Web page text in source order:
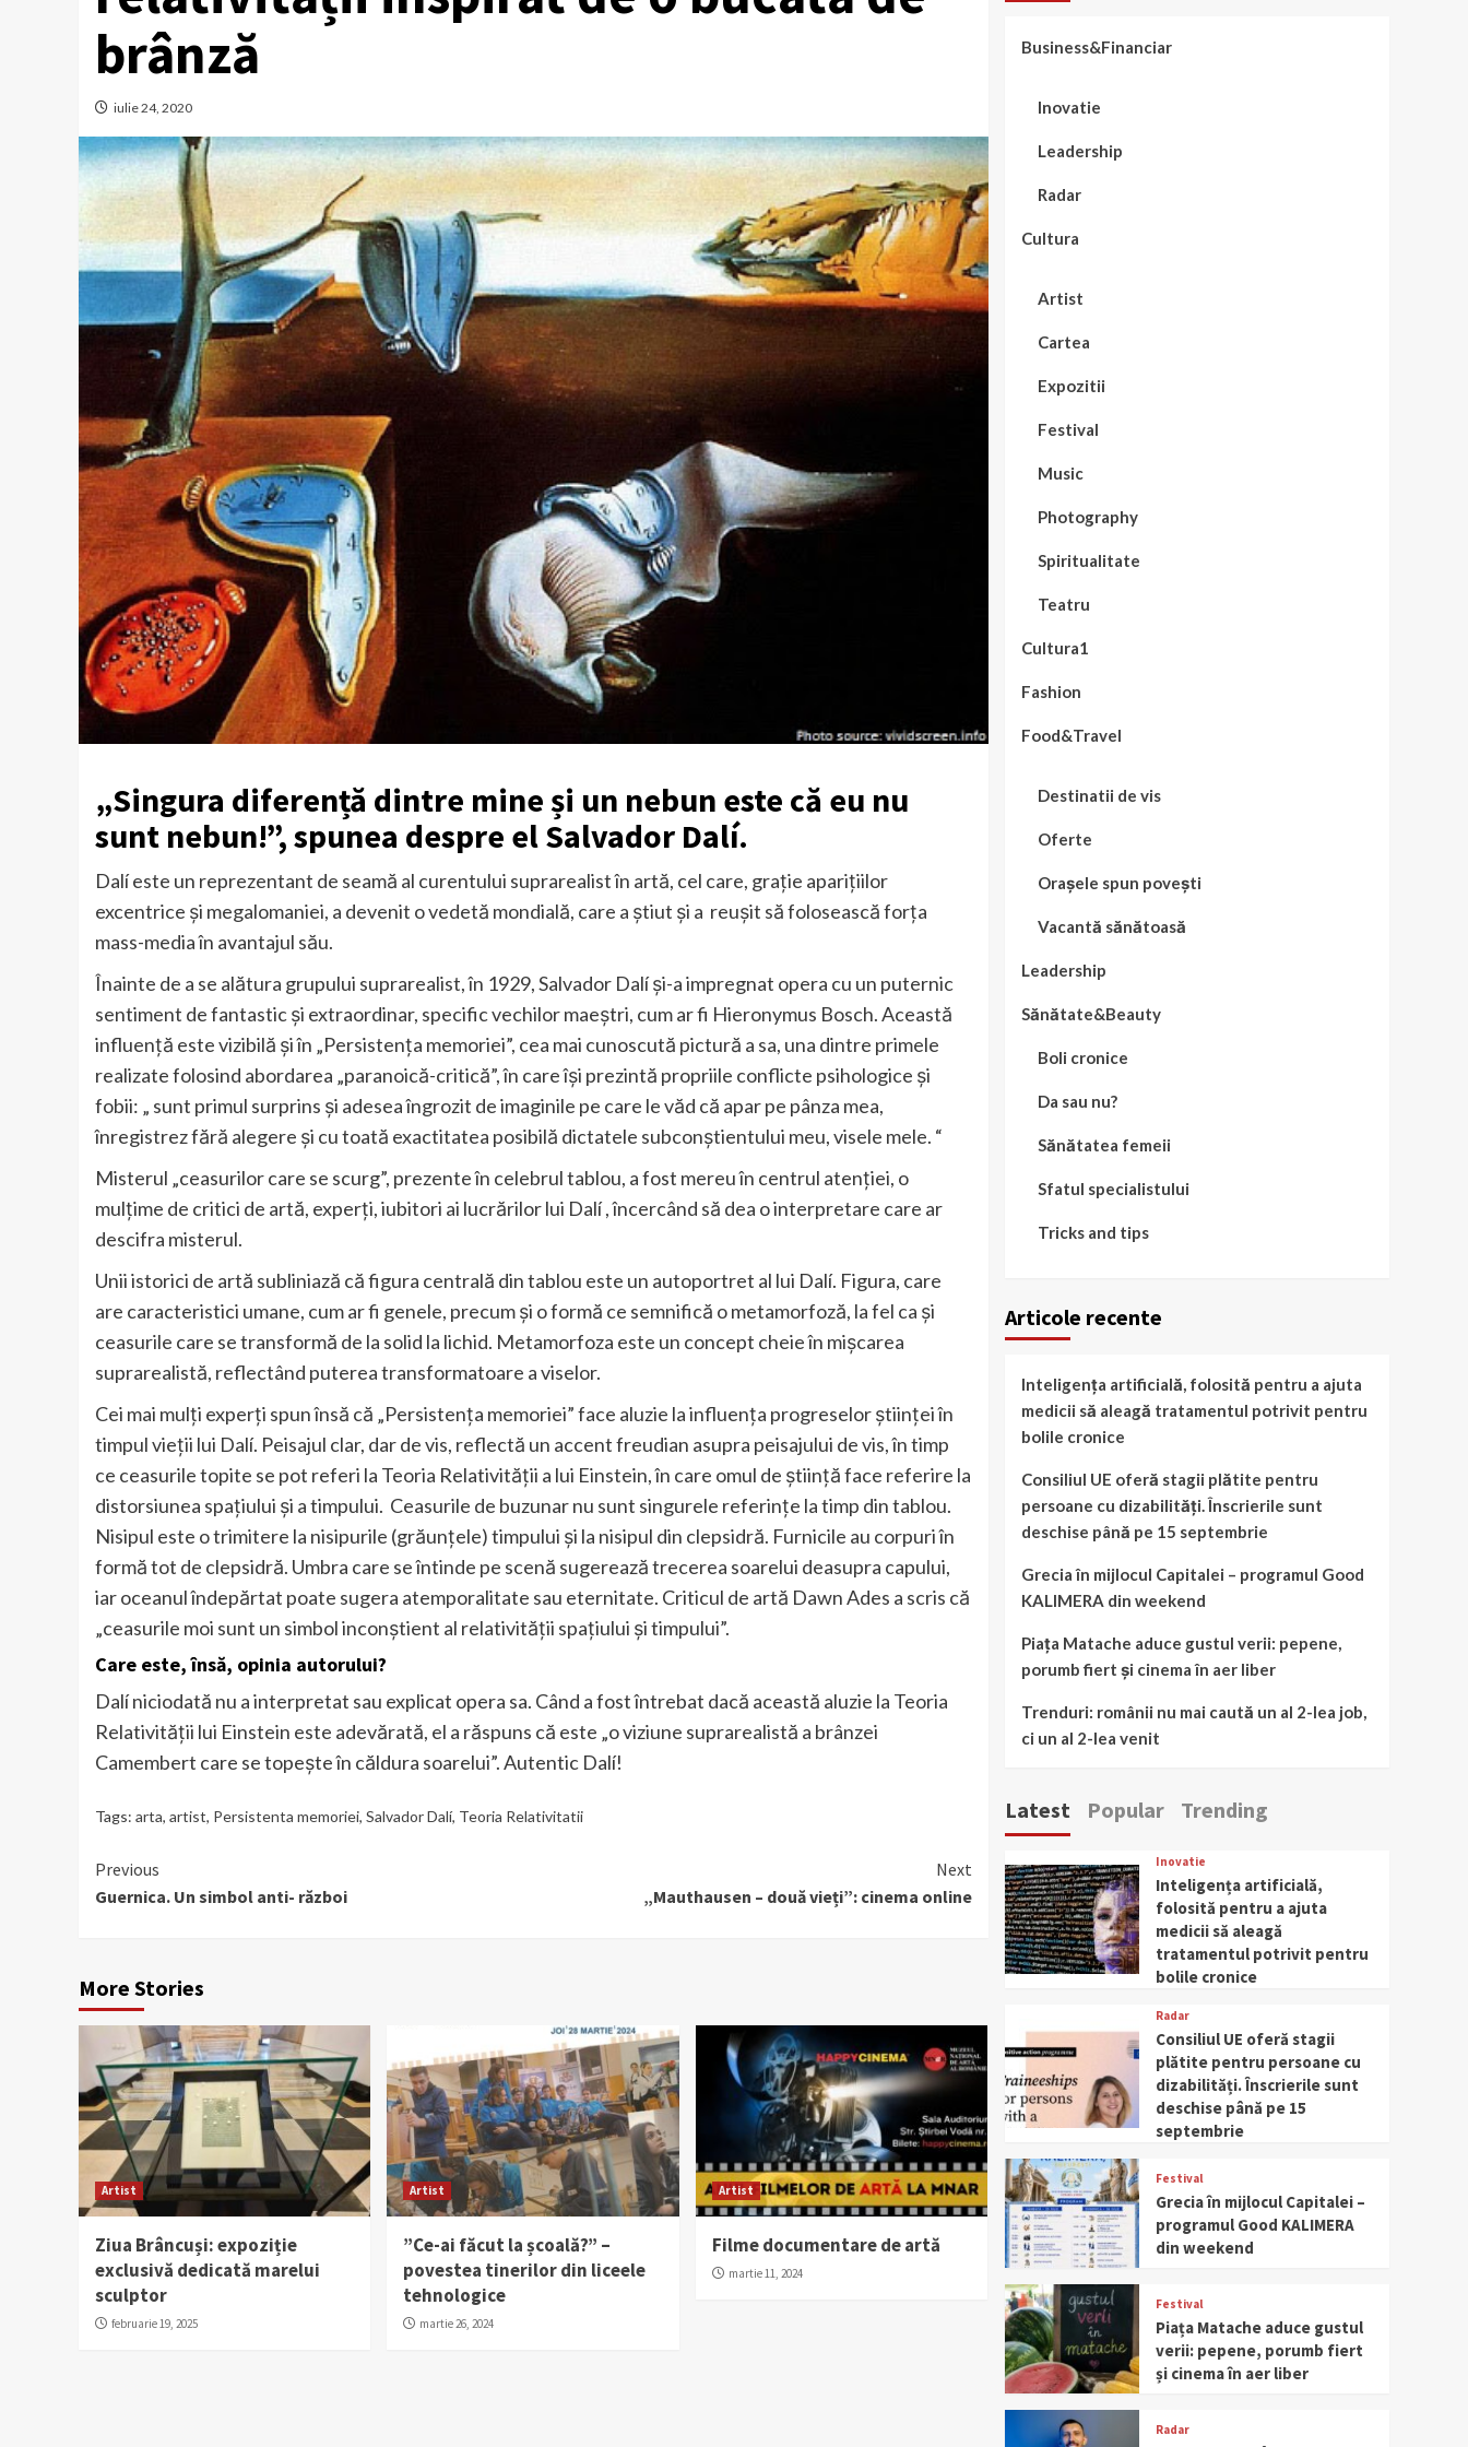
brânză
iulie 24, 2020
„Singura diferență dintre mine și un nebun este că eu nu
sunt nebun!”, spunea despre el Salvador Dalí.
Dalí este un reprezentant de seamă al curentului suprarealist în artă, cel care, grație aparițiilor
excentrice și megalomaniei, a devenit o vedetă mondială, care a știut și a reușit să folosească forța
mass-media în avantajul său.
Înainte de a se alătura grupului suprarealist, în 1929, Salvador Dalí și-a impregnat opera cu un puternic
sentiment de fantastic și extraordinar, specific vechilor maeștri, cum ar fi Hieronymus Bosch. Această
influență este vizibilă și în „Persistența memoriei”, cea mai cunoscută pictură a sa, una dintre primele
realizate folosind abordarea „paranoică-critică”, în care își prezintă propriile conflicte psihologice și
fobii: „ sunt primul surprins și adesea îngrozit de imaginile pe care le văd că apar pe pânza mea,
înregistrez fără alegere și cu toată exactitatea posibilă dictatele subconștientului meu, visele mele. “
Misterul „ceasurilor care se scurg”, prezente în celebrul tablou, a fost mereu în centrul atenției, o
mulțime de critici de artă, experți, iubitori ai lucrărilor lui Dalí , încercând să dea o interpretare care ar
descifra misterul.
Unii istorici de artă subliniază că figura centrală din tablou este un autoportret al lui Dalí. Figura, care
are caracteristici umane, cum ar fi genele, precum și o formă ce semnifică o metamorfoză, la fel ca și
ceasurile care se transformă de la solid la lichid. Metamorfoza este un concept cheie în mișcarea
suprarealistă, reflectând puterea transformatoare a viselor.
Cei mai mulți experți spun însă că „Persistența memoriei” face aluzie la influența progreselor științei în
timpul vieții lui Dalí. Peisajul clar, dar de vis, reflectă un accent freudian asupra peisajului de vis, în timp
ce ceasurile topite se pot referi la Teoria Relativității a lui Einstein, în care omul de știință face referire la
distorsiunea spațiului și a timpului. Ceasurile de buzunar nu sunt singurele referințe la timp din tablou.
Nisipul este o trimitere la nisipurile (grăunțele) timpului și la nisipul din clepsidră. Furnicile au corpuri în
formă tot de clepsidră. Umbra care se întinde pe scenă sugerează trecerea soarelui deasupra capului,
iar oceanul îndepărtat poate sugera atemporalitate sau eternitate. Criticul de artă Dawn Ades a scris că
„ceasurile moi sunt un simbol inconștient al relativității spațiului și timpului”.
Care este, însă, opinia autorului?
Dalí niciodată nu a interpretat sau explicat opera sa. Când a fost întrebat dacă această aluzie la Teoria
Relativității lui Einstein este adevărată, el a răspuns că este „o viziune suprarealistă a brânzei
Camembert care se topește în căldura soarelui”. Autentic Dalí!
Tags: arta, artist, Persistenta memoriei, Salvador Dalí, Teoria Relativitatii
Continue
Reading
Previous
Guernica. Un simbol anti- război
Next
„Mauthausen – două vieți”: cinema online
More Stories
Artist
Ziua Brâncuși: expoziție
exclusivă dedicată marelui
sculptor
februarie 19, 2025
Artist
”Ce-ai făcut la școală?” –
povestea tinerilor din liceele
tehnologice
martie 26, 2024
Artist
Filme documentare de artă
martie 11, 2024
Business&Financiar
Inovatie
Leadership
Radar
Cultura
Artist
Cartea
Expozitii
Festival
Music
Photography
Spiritualitate
Teatru
Cultura1
Fashion
Food&Travel
Destinatii de vis
Oferte
Orașele spun povești
Vacantă sănătoasă
Leadership
Sănătate&Beauty
Boli cronice
Da sau nu?
Sănătatea femeii
Sfatul specialistului
Tricks and tips
Articole recente
Inteligența artificială, folosită pentru a ajuta
medicii să aleagă tratamentul potrivit pentru
bolile cronice
Consiliul UE oferă stagii plătite pentru
persoane cu dizabilități. Înscrierile sunt
deschise până pe 15 septembrie
Grecia în mijlocul Capitalei – programul Good
KALIMERA din weekend
Piața Matache aduce gustul verii: pepene,
porumb fiert și cinema în aer liber
Trenduri: românii nu mai caută un al 2-lea job,
ci un al 2-lea venit
Latest Popular Trending
Inovatie
Inteligența artificială,
folosită pentru a ajuta
medicii să aleagă
tratamentul potrivit pentru
bolile cronice
Radar
Consiliul UE oferă stagii
plătite pentru persoane cu
dizabilități. Înscrierile sunt
deschise până pe 15
septembrie
Festival
Grecia în mijlocul Capitalei –
programul Good KALIMERA
din weekend
Festival
Piața Matache aduce gustul
verii: pepene, porumb fiert
și cinema în aer liber
Radar